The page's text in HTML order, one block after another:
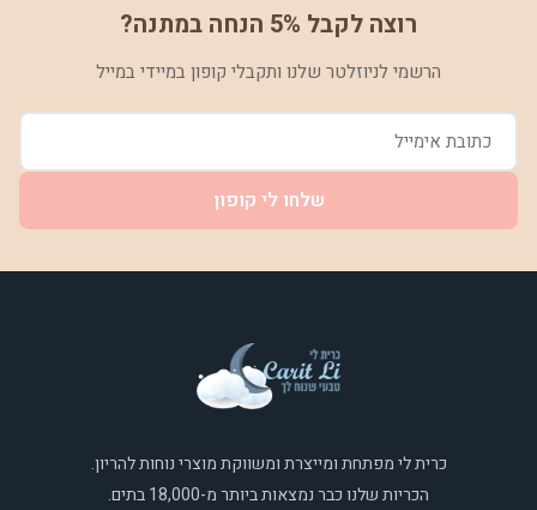
רוצה לקבל 5% הנחה במתנה?
הרשמי לניוזלטר שלנו ותקבלי קופון במיידי במייל
שלחו לי קופון
כרית לי מפתחת ומייצרת ומשווקת מוצרי נוחות להריון.
הכריות שלנו כבר נמצאות ביותר מ-18,000 בתים.